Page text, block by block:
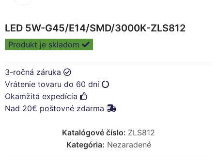
LED 5W-G45/E14/SMD/3000K-ZLS812
Produkt je skladom
3-ročná záruka
Vrátenie tovaru do 60 dní
Okamžitá expedícia
Nad 20€ poštovné zdarma
Katalógové číslo: ZLS812
Kategória: Nezaradené